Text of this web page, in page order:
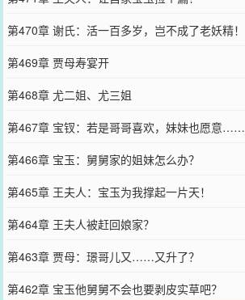
中，贾璟才发现他已经走到了世界之巅！
您要是觉得《
红楼：开局获赵云武力，一战封侯
忘记向您QQ群和微博微信里的朋友推荐哦！
第470章 谢氏：活一百多岁，岂不成了老妖精！
第469章 贾母寿宴开
第468章 尤二姐、尤三姐
第467章 宝钗：若是哥哥喜欢，妹妹也愿意……
第466章 宝玉：舅舅家的姐妹怎么办？
第465章 王夫人：宝玉为我撑起一片天！
第464章 王夫人被赶回娘家？
第463章 贾母：璟哥儿又……又升了？
第462章 宝玉他舅舅不会也要剥皮实草吧？